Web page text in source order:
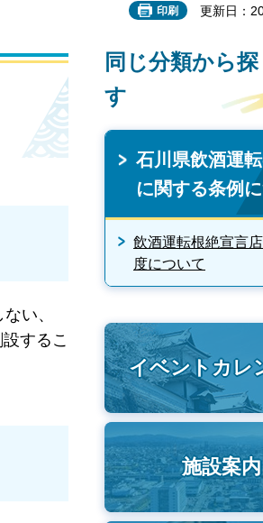
印刷 更新日：
い、
するこ
同じ分類から探
す
石川県飲酒運
に関する条例
飲酒運転根絶宣言
度について
イベントカレ
施設案内